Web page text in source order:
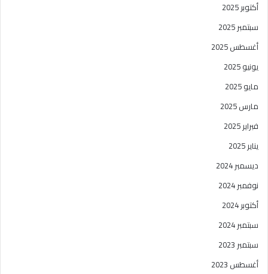
أكتوبر 2025
سبتمبر 2025
أغسطس 2025
يونيو 2025
مايو 2025
مارس 2025
فبراير 2025
يناير 2025
ديسمبر 2024
نوفمبر 2024
أكتوبر 2024
سبتمبر 2024
سبتمبر 2023
أغسطس 2023